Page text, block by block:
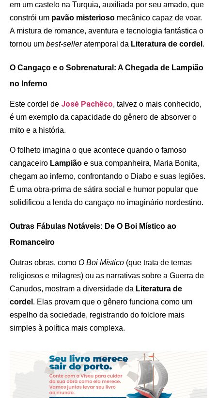
em um castelo na Turquia, auxiliada por seu amado, que
constrói um pavão misterioso mecânico capaz de voar.
A mistura de romance, aventura e tecnologia fantástica o
tornou um best-selleratemporal da Literatura de cordel .
O Cangaço e o Sobrenatural: A Chegada de Lampião
no Inferno
Este cordel de José Pachêco, talvez o mais conhecido,
é um exemplo da capacidade do gênero de absorver o
mito e a história.
O folheto imagina o que acontece quando o famoso
cangaceiro Lampião e sua companheira, Maria Bonita,
chegam ao inferno, confrontando o Diabo e suas legiões.
É uma obra-prima de sátira social e humor popular que
solidificou a lenda do cangaço no imaginário nordestino.
Outras Fábulas Notáveis: De O Boi Místico ao
Romanceiro
Outras obras, como O Boi Místico (que trata de temas
religiosos e milagres) ou as narrativas sobre a Guerra de
Canudos, mostram a diversidade da Literatura de
cordel . Elas provam que o gênero funciona como um
espelho da sociedade, registrando do folclore mais
simples à política mais complexa.